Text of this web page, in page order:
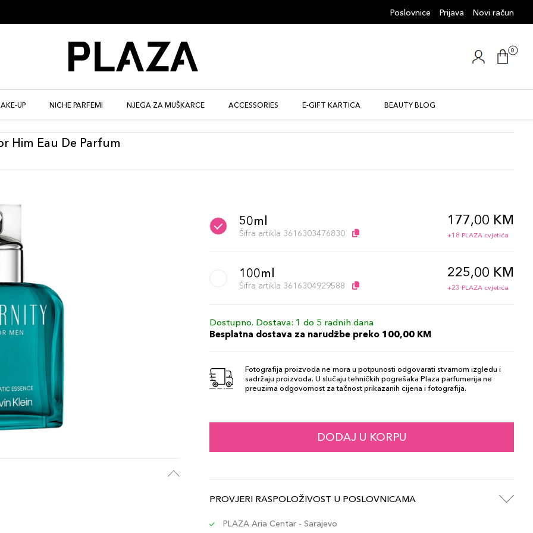
Poslovnice Prijava Novi račun
0
UP NICHE PARFEMI NJEGA ZA MUŠKARCE ACCESSORIES E-GIFT KARTICA BEAUTY BLOG
Him Eau De Parfum
50ml
Šifra artikla 3616303476830
177,00 KM
+18 PLAZA cvjetića
100ml
Šifra artikla 3616304929588
225,00 KM
+23 PLAZA cvjetića
Dostupno. Dostava: 1 do 5 radnih dana
Besplatna dostava za narudžbe preko 100,00 KM
Fotografija proizvoda ne mora u potpunosti odgovarati stvarnom izgledu i
sadržaju proizvoda. U slučaju tehničkih pogrešaka Plaza parfumerija ne
preuzima odgovornost za tačnost prikazanih cijena i fotografija.
DODAJ U KORPU
PROVJERI RASPOLOŽIVOST U POSLOVNICAMA
PLAZA Aria Centar - Sarajevo